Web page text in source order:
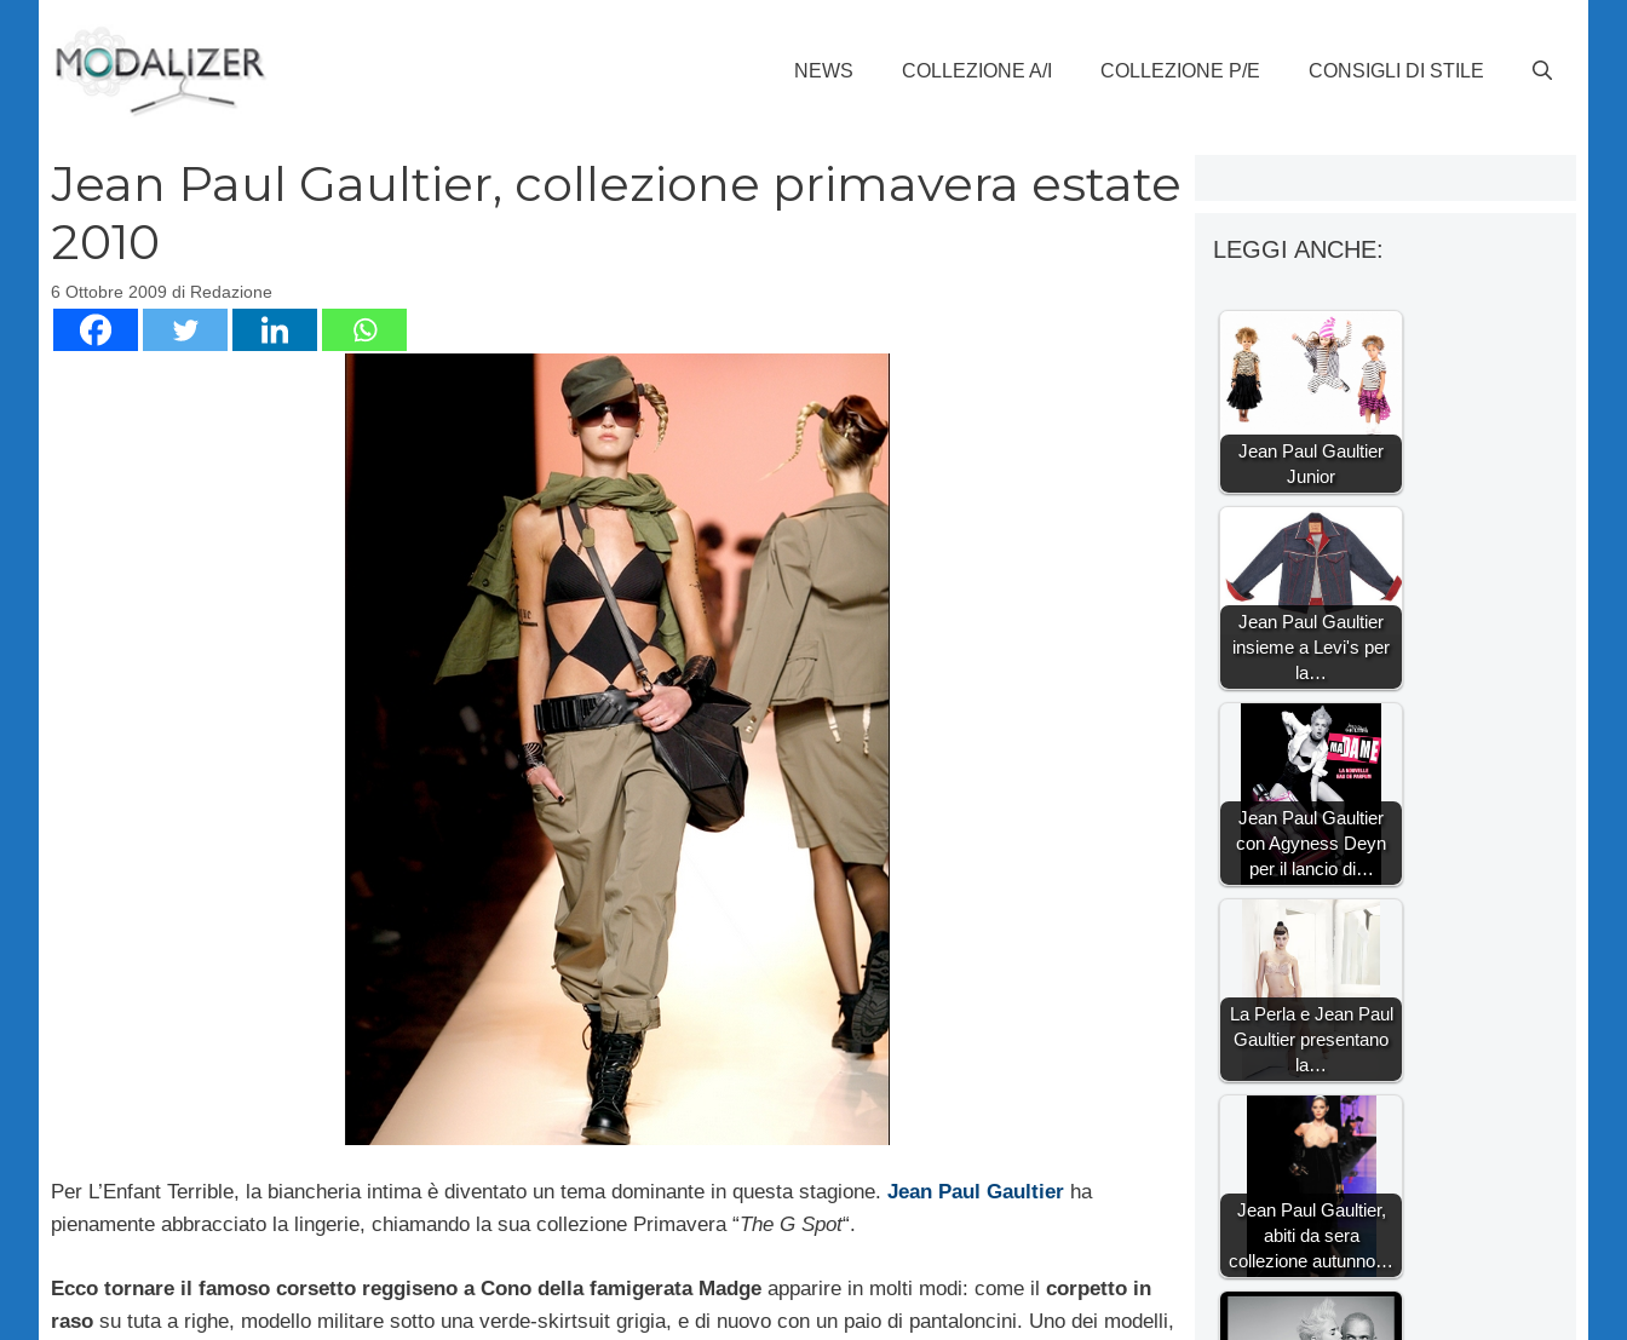
contenuto
NEWS COLLEZIONE A/I COLLEZIONE P/E CONSIGLI DI STILE
Jean Paul Gaultier, collezione primavera estate
2010
6 Ottobre 2009 di Redazione
Per L’Enfant Terrible, la biancheria intima è diventato un tema dominante in questa stagione. Jean Paul Gaultier ha
pienamente abbracciato la lingerie, chiamando la sua collezione Primavera “The G Spot“.
Ecco tornare il famoso corsetto reggiseno a Cono della famigerata Madge apparire in molti modi: come il corpetto in
raso su tuta a righe, modello militare sotto una verde-skirtsuit grigia, e di nuovo con un paio di pantaloncini. Uno dei modelli,
LEGGI ANCHE:
Jean Paul Gaultier
Junior
Jean Paul Gaultier
insieme a Levi's per
la…
Jean Paul Gaultier
con Agyness Deyn
per il lancio di…
La Perla e Jean Paul
Gaultier presentano
la…
Jean Paul Gaultier,
abiti da sera
collezione autunno…